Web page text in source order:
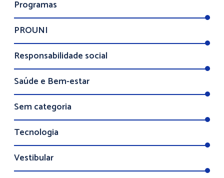
Programas
PROUNI
Responsabilidade social
Saúde e Bem-estar
Sem categoria
Tecnologia
Vestibular